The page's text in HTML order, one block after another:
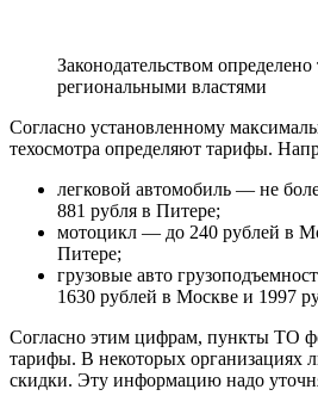
Законодательством
региональными властями
Согласно установленному
техосмотра определяют тарифы.
легковой автомобиль — не
881 рубля в Питере;
мотоцикл — до 240 рублей в
Питере;
грузовые авто
1630 рублей в Москве и 1997
Согласно этим цифрам, пункты ТО
тарифы. В некоторых организациях
скидки. Эту информацию надо